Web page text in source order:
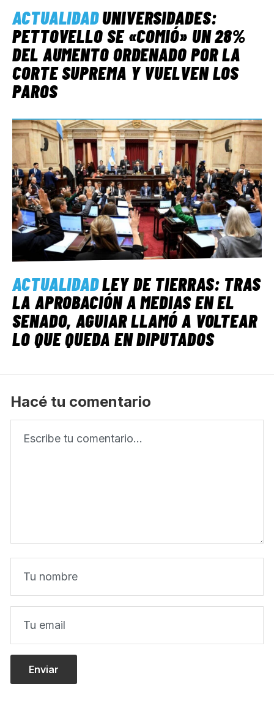
ACTUALIDADUNIVERSIDADES:
PETTOVELLO SE «COMIÓ» UN 28%
DEL AUMENTO ORDENADO POR LA
CORTE SUPREMA Y VUELVEN LOS
PAROS
ACTUALIDADLEY DE TIERRAS: TRAS
LA APROBACIÓN A MEDIAS EN EL
SENADO, AGUIAR LLAMÓ A VOLTEAR
LO QUE QUEDA EN DIPUTADOS
Hacé tu comentario